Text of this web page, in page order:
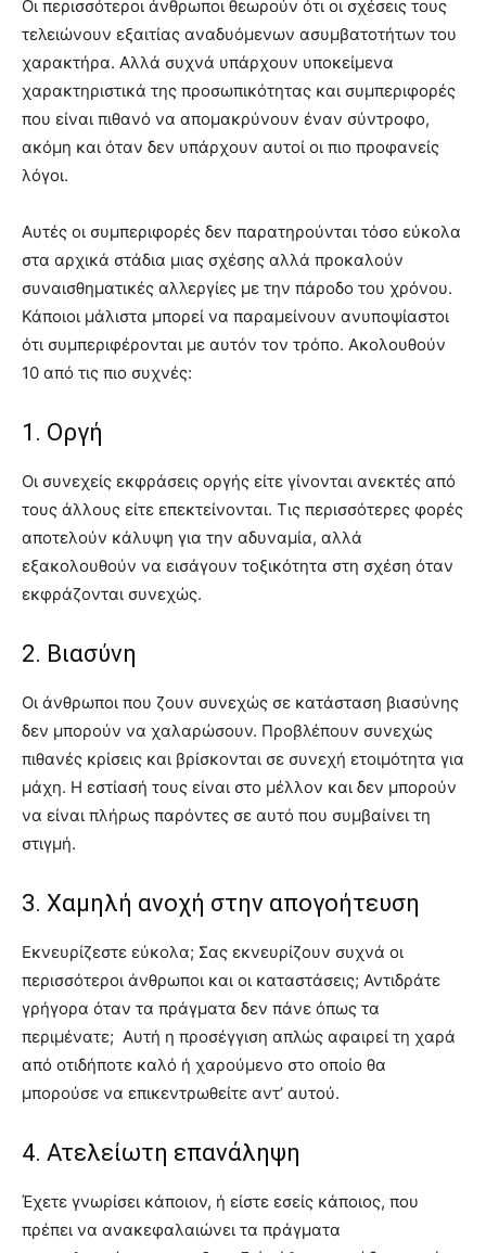
Οι περισσότεροι άνθρωποι θεωρούν ότι οι σχέσεις τους
τελειώνουν εξαιτίας αναδυόμενων ασυμβατοτήτων του
χαρακτήρα. Αλλά συχνά υπάρχουν υποκείμενα
χαρακτηριστικά της προσωπικότητας και συμπεριφορές
που είναι πιθανό να απομακρύνουν έναν σύντροφο,
ακόμη και όταν δεν υπάρχουν αυτοί οι πιο προφανείς
λόγοι.
Αυτές οι συμπεριφορές δεν παρατηρούνται τόσο εύκολα
στα αρχικά στάδια μιας σχέσης αλλά προκαλούν
συναισθηματικές αλλεργίες με την πάροδο του χρόνου.
Κάποιοι μάλιστα μπορεί να παραμείνουν ανυποψίαστοι
ότι συμπεριφέρονται με αυτόν τον τρόπο. Ακολουθούν
10 από τις πιο συχνές:
1. Οργή
Οι συνεχείς εκφράσεις οργής είτε γίνονται ανεκτές από
τους άλλους είτε επεκτείνονται. Τις περισσότερες φορές
αποτελούν κάλυψη για την αδυναμία, αλλά
εξακολουθούν να εισάγουν τοξικότητα στη σχέση όταν
εκφράζονται συνεχώς.
2. Βιασύνη
Οι άνθρωποι που ζουν συνεχώς σε κατάσταση βιασύνης
δεν μπορούν να χαλαρώσουν. Προβλέπουν συνεχώς
πιθανές κρίσεις και βρίσκονται σε συνεχή ετοιμότητα για
μάχη. Η εστίασή τους είναι στο μέλλον και δεν μπορούν
να είναι πλήρως παρόντες σε αυτό που συμβαίνει τη
στιγμή.
3. Χαμηλή ανοχή στην απογοήτευση
Εκνευρίζεστε εύκολα; Σας εκνευρίζουν συχνά οι
περισσότεροι άνθρωποι και οι καταστάσεις; Αντιδράτε
γρήγορα όταν τα πράγματα δεν πάνε όπως τα
περιμένατε; Αυτή η προσέγγιση απλώς αφαιρεί τη χαρά
από οτιδήποτε καλό ή χαρούμενο στο οποίο θα
μπορούσε να επικεντρωθείτε αντ’ αυτού.
4. Ατελείωτη επανάληψη
Έχετε γνωρίσει κάποιον, ή είστε εσείς κάποιος, που
πρέπει να ανακεφαλαιώνει τα πράγματα